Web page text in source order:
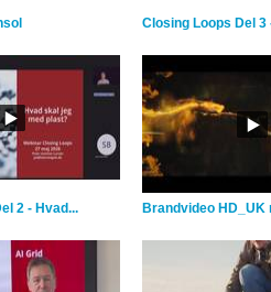
Closing Loops Del 3
2 - Hvad... Brandvideo HD_UK